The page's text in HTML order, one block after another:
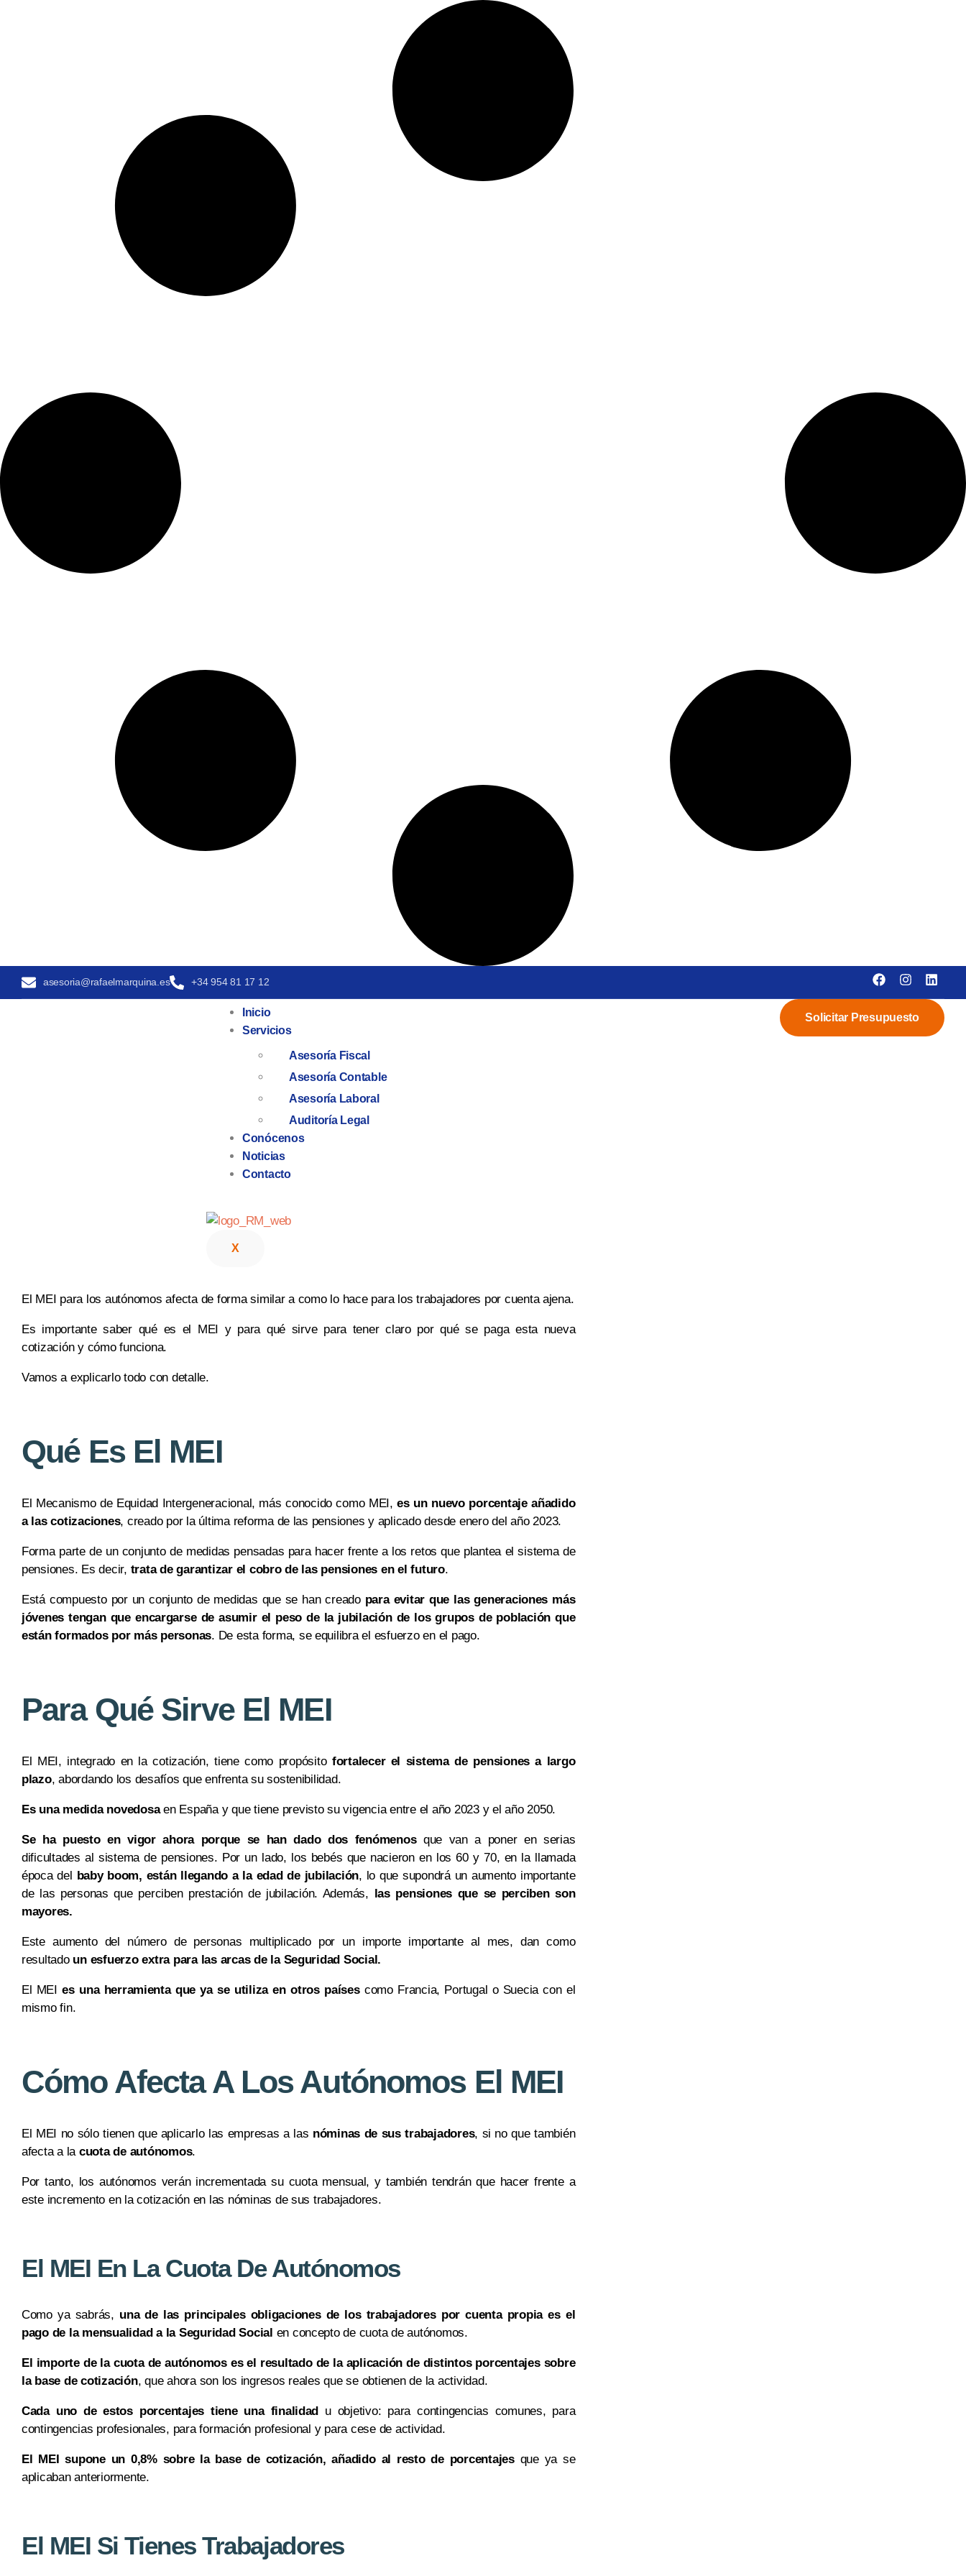
asesoria@rafaelmarquina.es +34 954 81 17 12
Inicio
Servicios
Asesoría Fiscal
Asesoría Contable
Asesoría Laboral
Auditoría Legal
Conócenos
Noticias
Contacto
X
Solicitar Presupuesto
El MEI para los autónomos afecta de forma similar a como lo hace para los trabajadores por cuenta ajena.
Es importante saber qué es el MEI y para qué sirve para tener claro por qué se paga esta nueva
cotización y cómo funciona.
Vamos a explicarlo todo con detalle.
Qué Es El MEI
El Mecanismo de Equidad Intergeneracional, más conocido como MEI,es un nuevo porcentaje añadido
a las cotizaciones, creado por la última reforma de las pensiones y aplicado desde enero del año 2023.
Forma parte de un conjunto de medidas pensadas para hacer frente a los retos que plantea el sistema de
pensiones. Es decir, trata de garantizar el cobro de las pensiones en el futuro.
Está compuesto por un conjunto de medidas que se han creado para evitar que las generaciones más
jóvenes tengan que encargarse de asumir el peso de la jubilación de los grupos de población que
están formados por más personas. De esta forma, se equilibra el esfuerzo en el pago.
Para Qué Sirve El MEI
El MEI, integrado en la cotización, tiene como propósito fortalecer el sistema de pensiones a largo
plazo, abordando los desafíos que enfrenta su sostenibilidad.
Es una medida novedosaen España y que tiene previsto su vigencia entre el año 2023 y el año 2050.
Se ha puesto en vigor ahora porque se han dado dos fenómenosque van a poner en serias
dificultades al sistema de pensiones. Por un lado, los bebés que nacieron en los 60 y 70, en la llamada
época del baby boom, están llegando a la edad de jubilación, lo que supondrá un aumento importante
de las personas que perciben prestación de jubilación. Además, las pensiones que se perciben son
mayores.
Este aumento del número de personas multiplicado por un importe importante al mes, dan como
resultadoun esfuerzo extra para las arcas de la Seguridad Social.
El MEIes una herramienta que ya se utiliza en otros paísescomo Francia, Portugal o Suecia con el
mismo fin.
Cómo Afecta A Los Autónomos El MEI
El MEI no sólo tienen que aplicarlo las empresas a las nóminas de sus trabajadores, si no que también
afecta a la cuota de autónomos.
Por tanto, los autónomos verán incrementada su cuota mensual, y también tendrán que hacer frente a
este incremento en la cotización en las nóminas de sus trabajadores.
El MEI En La Cuota De Autónomos
Como ya sabrás, una de las principales obligaciones de los trabajadores por cuenta propia es el
pago de la mensualidad a la Seguridad Social en concepto de cuota de autónomos.
El importe de la cuota de autónomos es el resultado de la aplicación de distintos porcentajes sobre
la base de cotización, que ahora son los ingresos reales que se obtienen de la actividad.
Cada uno de estos porcentajes tiene una finalidad u objetivo: para contingencias comunes, para
contingencias profesionales, para formación profesional y para cese de actividad.
El MEI supone un 0,8% sobre la base de cotización, añadido al resto de porcentajesque ya se
aplicaban anteriormente.
El MEI Si Tienes Trabajadores